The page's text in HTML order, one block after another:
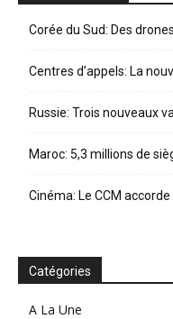
Corée du Sud: Des
Centres d’appels: La
Russie: Trois nouveaux
Maroc: 5,3 millions de
Cinéma: Le CCM
Catégories
A La Une